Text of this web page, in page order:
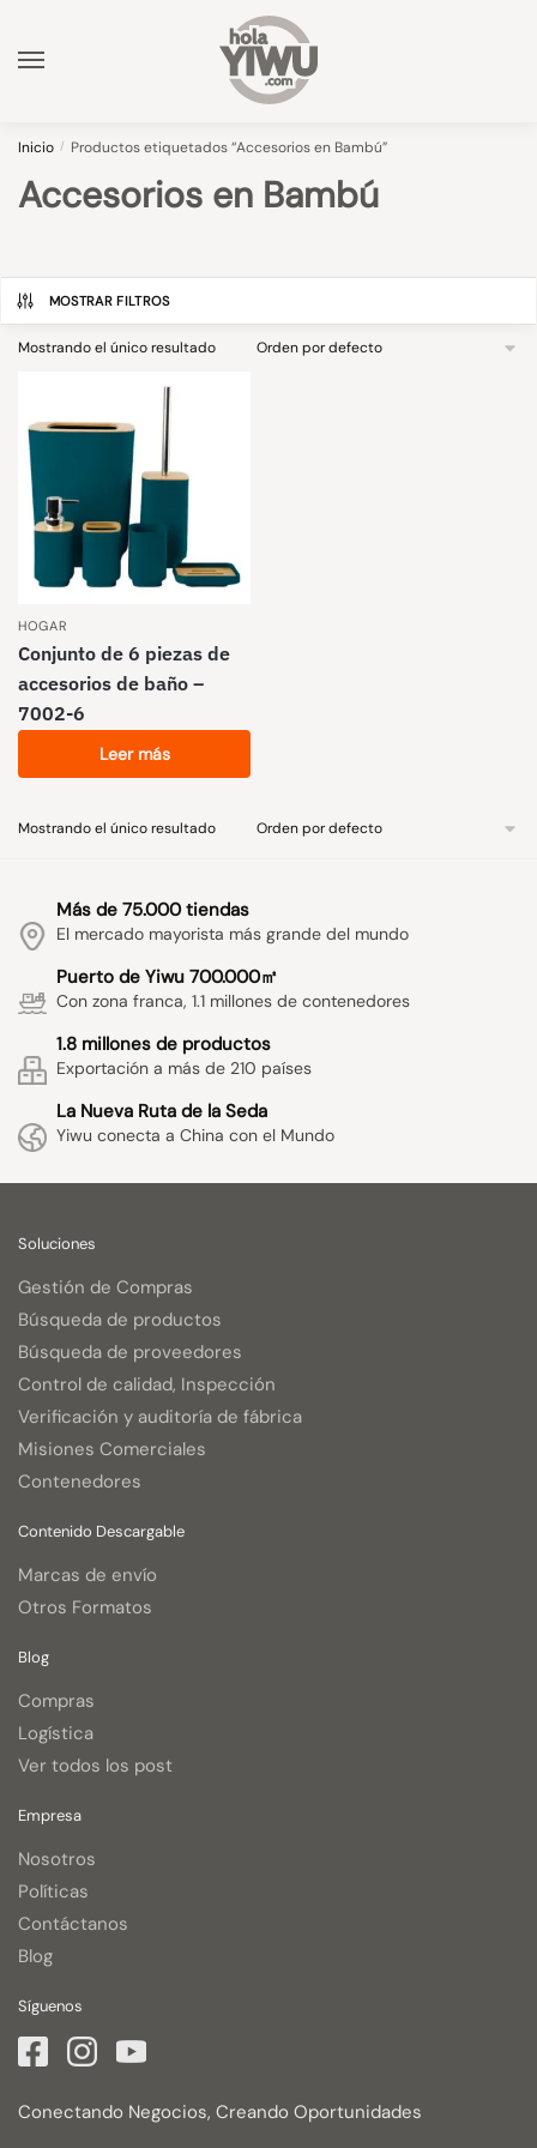
navigation
content
Inicio / Productos etiquetados “Accesorios en Bambú”
Accesorios en Bambú
MOSTRAR FILTROS
Mostrando el único resultado
HOGAR
Conjunto de 6 piezas de
accesorios de baño –
7002-6
Leer más
Mostrando el único resultado
Más de 75.000 tiendas
El mercado mayorista más grande del mundo
Puerto de Yiwu 700.000㎡
Con zona franca, 1.1 millones de contenedores
1.8 millones de productos
Exportación a más de 210 países
La Nueva Ruta de la Seda
Yiwu conecta a China con el Mundo
Soluciones
Gestión de Compras
Búsqueda de productos
Búsqueda de proveedores
Control de calidad, Inspección
Verificación y auditoría de fábrica
Misiones Comerciales
Contenedores
Contenido Descargable
Marcas de envío
Otros Formatos
Blog
Compras
Logística
Ver todos los post
Empresa
Nosotros
Políticas
Contáctanos
Blog
Síguenos
Conectando Negocios, Creando Oportunidades